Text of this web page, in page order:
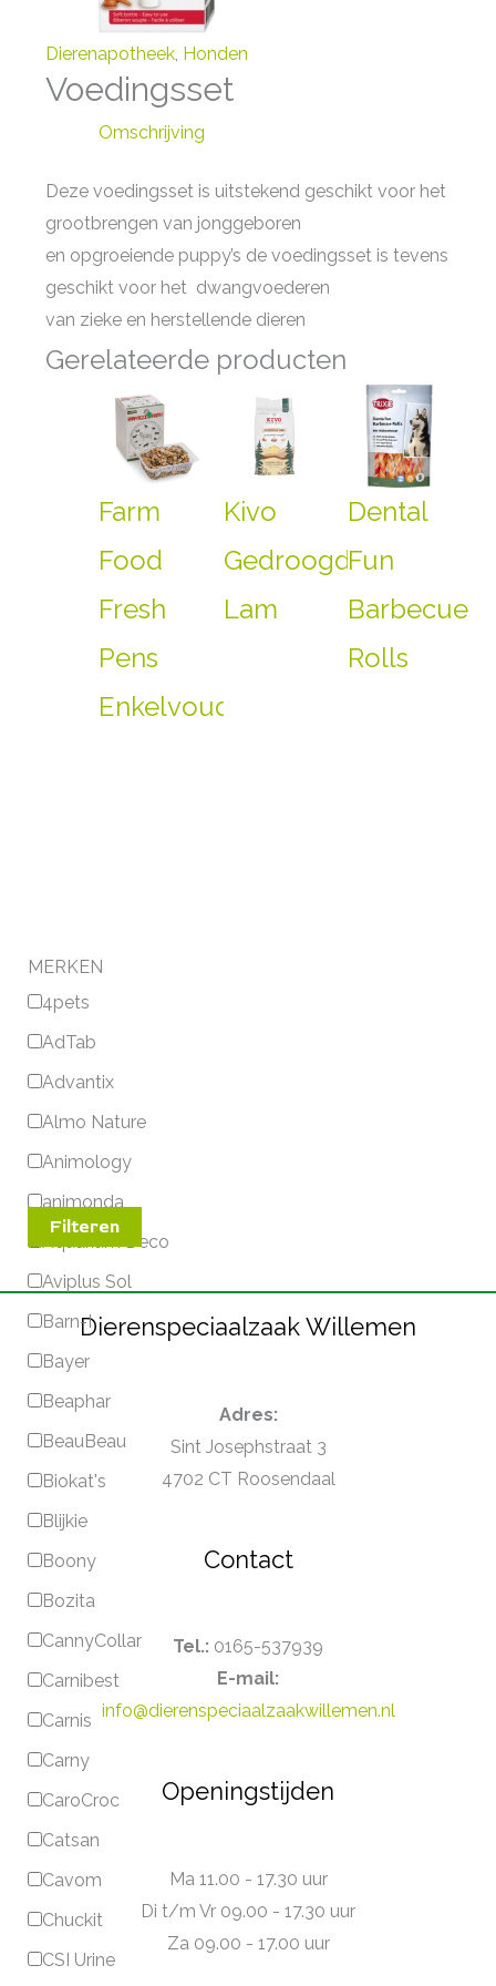
Dierenapotheek, Honden
Voedingsset
Omschrijving
Deze voedingsset is uitstekend geschikt voor het
grootbrengen van jonggeboren
en opgroeiende puppy’s de voedingsset is tevens
geschikt voor het dwangvoederen
van zieke en herstellende dieren
Gerelateerde producten
Farm
Food
Fresh
Pens
Enkelvoudig
Kivo
Gedroogde
Lam
Dental
Fun
Barbecue
Rolls
MERKEN
4pets
AdTab
Advantix
Almo Nature
Animology
animonda
Aquarium Deco
Aviplus Sol
Barn-I
Bayer
Beaphar
BeauBeau
Biokat's
Blijkie
Boony
Bozita
CannyCollar
Carnibest
Carnis
Carny
CaroCroc
Catsan
Cavom
Chuckit
CSI Urine
Filteren
Dierenspeciaalzaak Willemen
Adres:
Sint Josephstraat 3
4702 CT Roosendaal
Contact
Tel.: 0165-537939
E-mail:
info@dierenspeciaalzaakwillemen.nl
Openingstijden
Ma 11.00 - 17.30 uur
Di t/m Vr 09.00 - 17.30 uur
Za 09.00 - 17.00 uur